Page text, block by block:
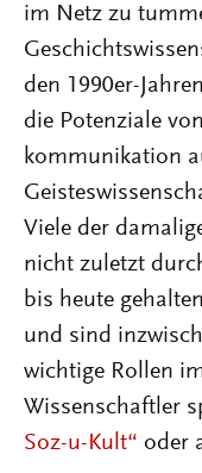
im Netz zu
den 1990er-
die Potenziale
kommunikation
Viele der
nicht zuletzt
bis heute
und sind
wichtige Rollen
Wissenschaftler
Soz-u-Kult“ oder